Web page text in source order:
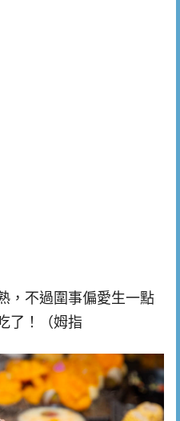
，不過圍事偏愛生一點
了！（姆指